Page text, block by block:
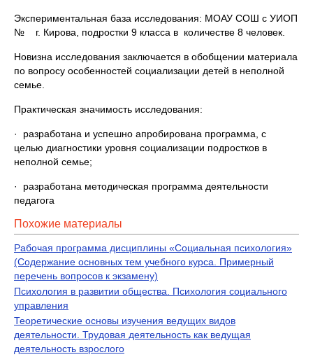
Экспериментальная база исследования: МОАУ СОШ с УИОП
№ г. Кирова, подростки 9 класса в количестве 8 человек.
Новизна исследования заключается в обобщении материала
по вопросу особенностей социализации детей в неполной
семье.
Практическая значимость исследования:
· разработана и успешно апробирована программа, с
целью диагностики уровня социализации подростков в
неполной семье;
· разработана методическая программа деятельности
педагога
Похожие материалы
Рабочая программа дисциплины «Социальная психология»
(Содержание основных тем учебного курса. Примерный
перечень вопросов к экзамену)
Психология в развитии общества. Психология социального
управления
Теоретические основы изучения ведущих видов
деятельности. Трудовая деятельность как ведущая
деятельность взрослого